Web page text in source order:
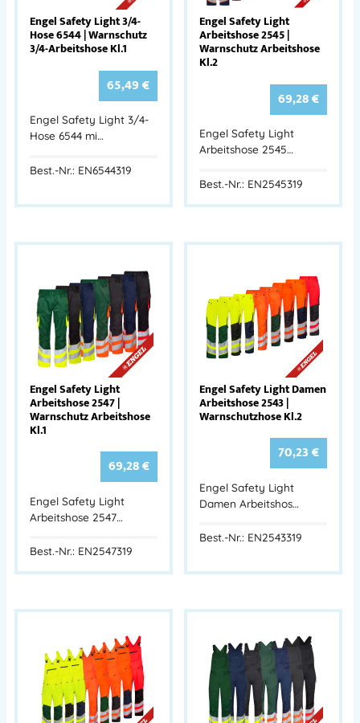
Engel Safety Light 3/4-
Hose 6544 | Warnschutz
3/4-Arbeitshose Kl.1
65,49€
Engel Safety Light 3/4-
Hose 6544 mi…
Best.-Nr.: EN6544319
Engel Safety Light
Arbeitshose 2545 |
Warnschutz Arbeitshose
Kl.2
69,28€
Engel Safety Light
Arbeitshose 2545…
Best.-Nr.: EN2545319
Engel Safety Light
Arbeitshose 2547 |
Warnschutz Arbeitshose
Kl.1
69,28€
Engel Safety Light
Arbeitshose 2547…
Best.-Nr.: EN2547319
Engel Safety Light Damen
Arbeitshose 2543 |
Warnschutzhose Kl.2
70,23€
Engel Safety Light
Damen Arbeitshos…
Best.-Nr.: EN2543319